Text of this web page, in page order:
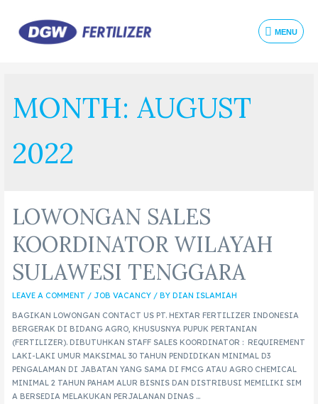
MENU
MONTH: AUGUST
2022
LOWONGAN SALES
KOORDINATOR WILAYAH
SULAWESI TENGGARA
LEAVE A COMMENT / JOB VACANCY/ BY DIAN ISLAMIAH
BAGIKAN LOWONGAN CONTACT US PT. HEXTAR FERTILIZER INDONESIA
BERGERAK DI BIDANG AGRO, KHUSUSNYA PUPUK PERTANIAN
(FERTILIZER). DIBUTUHKAN STAFF SALES KOORDINATOR : REQUIREMENT
LAKI-LAKI UMUR MAKSIMAL 30 TAHUN PENDIDIKAN MINIMAL D3
PENGALAMAN DI JABATAN YANG SAMA DI FMCG ATAU AGRO CHEMICAL
MINIMAL 2 TAHUN PAHAM ALUR BISNIS DAN DISTRIBUSI MEMILIKI SIM
A BERSEDIA MELAKUKAN PERJALANAN DINAS …